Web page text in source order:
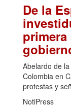
De la
Abelardo de
Colombia en
protestas y
NotiPress